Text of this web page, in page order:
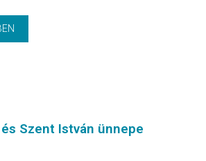
Szent István ünnepe